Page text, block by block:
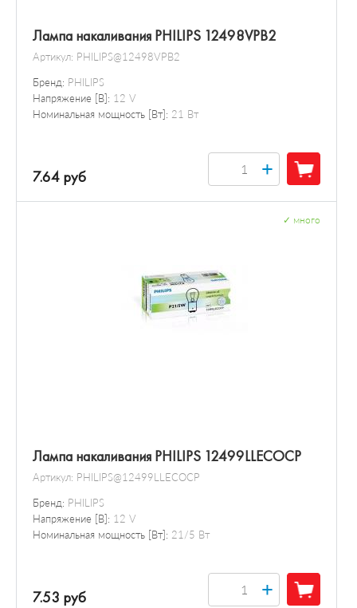
Лампа накаливания PHILIPS 12498VPB2
Артикул: PHILIPS@12498VPB2
Бренд: PHILIPS
Напряжение [В]: 12 V
Номинальная мощность [Вт]: 21 Вт
7.64 руб +
Лампа накаливания PHILIPS 12499LLECOCP
Артикул: PHILIPS@12499LLECOCP
Бренд: PHILIPS
Напряжение [В]: 12 V
Номинальная мощность [Вт]: 21/5 Вт
много
7.53 руб +